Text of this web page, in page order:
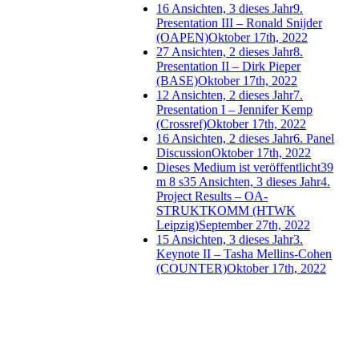
16 Ansichten, 3 dieses Jahr9.
Presentation III – Ronald Snijder
(OAPEN)Oktober 17th, 2022
27 Ansichten, 2 dieses Jahr8.
Presentation II – Dirk Pieper
(BASE)Oktober 17th, 2022
12 Ansichten, 2 dieses Jahr7.
Presentation I – Jennifer Kemp
(Crossref)Oktober 17th, 2022
16 Ansichten, 2 dieses Jahr6. Panel
DiscussionOktober 17th, 2022
Dieses Medium ist veröffentlicht39
m 8 s35 Ansichten, 3 dieses Jahr4.
Project Results – OA-
STRUKTKOMM (HTWK
Leipzig)September 27th, 2022
15 Ansichten, 3 dieses Jahr3.
Keynote II – Tasha Mellins-Cohen
(COUNTER)Oktober 17th, 2022